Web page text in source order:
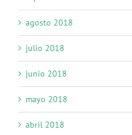
agosto 2018
julio 2018
junio 2018
mayo 2018
abril 2018